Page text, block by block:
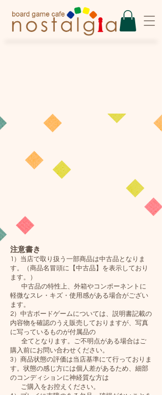
注意書き
1） 当店で取り扱う一部商品は中古品となりま
す。（商品名冒頭に【中古品】を表示しており
ます。）
中古品の特性上、外箱やコンポーネントに
軽微なスレ・キズ・使用感がある場合がござい
ます。
2） 中古ボードゲームについては、説明書記載の
内容物を確認のうえ販売しておりますが、写真
に写っているものが付属品の
全てとなります。ご不明点がある場合はご
購入前にお問い合わせください。
3） 商品状態の評価は当店基準にて行っておりま
す。状態の感じ方には個人差があるため、細部
のコンディションに神経質な方は
ご購入をお控えください。